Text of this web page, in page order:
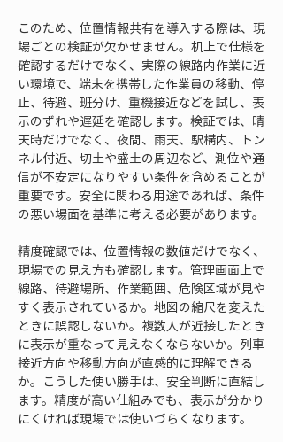
このため、位置情報共有を導入する際は、現
場ごとの検証が欠かせません。机上で仕様を
確認するだけでなく、実際の線路内作業に近
い環境で、端末を携帯した作業員の移動、停
止、待避、班分け、重機接近などを試し、表
示のずれや遅延を確認します。検証では、晴
天時だけでなく、夜間、雨天、駅構内、トン
ネル付近、切土や盛土の周辺など、測位や通
信が不安定になりやすい条件を含めることが
重要です。安全に関わる用途であれば、条件
の悪い場面を基準に考える必要があります。
精度確認では、位置情報の数値だけでなく、
現場での見え方も確認します。管理画面上で
線路、待避場所、作業範囲、危険区域が見や
すく表示されているか。地図の縮尺を変えた
ときに誤認しないか。複数人が近接したとき
に表示が重なって見えなくならないか。列車
接近方向や移動方向が直感的に理解できる
か。こうした使い勝手は、安全判断に直結し
ます。精度が高い仕組みでも、表示が分かり
にくければ現場では使いづらくなります。